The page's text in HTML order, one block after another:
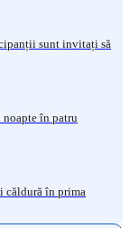
sunt invitați să
noapte în patru
căldură în prima